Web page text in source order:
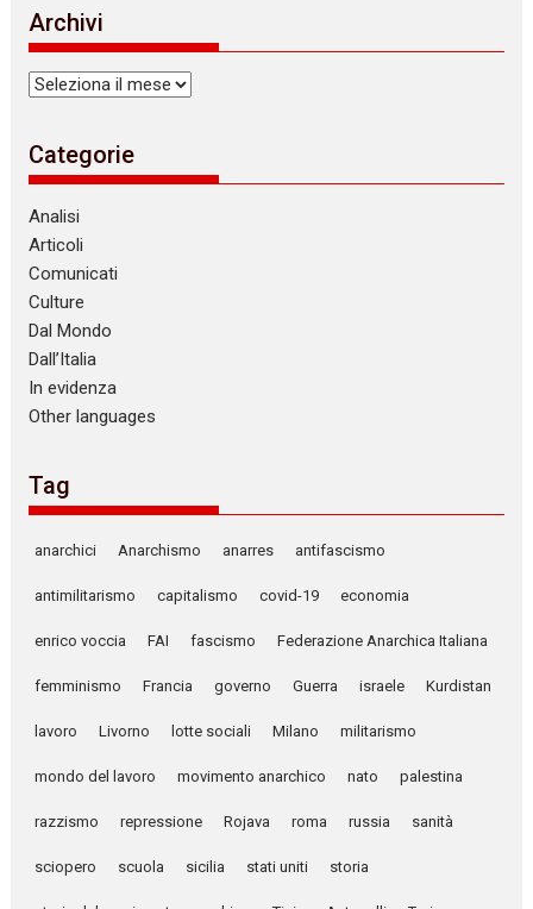
Archivi
Archivi
Categorie
Analisi
Articoli
Comunicati
Culture
Dal Mondo
Dall’Italia
In evidenza
Other languages
Tag
anarchici Anarchismo anarres antifascismo
antimilitarismo capitalismo covid-19 economia
enrico voccia FAI fascismo Federazione Anarchica Italiana
femminismo Francia governo Guerra israele Kurdistan
lavoro Livorno lotte sociali Milano militarismo
mondo del lavoro movimento anarchico nato palestina
razzismo repressione Rojava roma russia sanità
sciopero scuola sicilia stati uniti storia